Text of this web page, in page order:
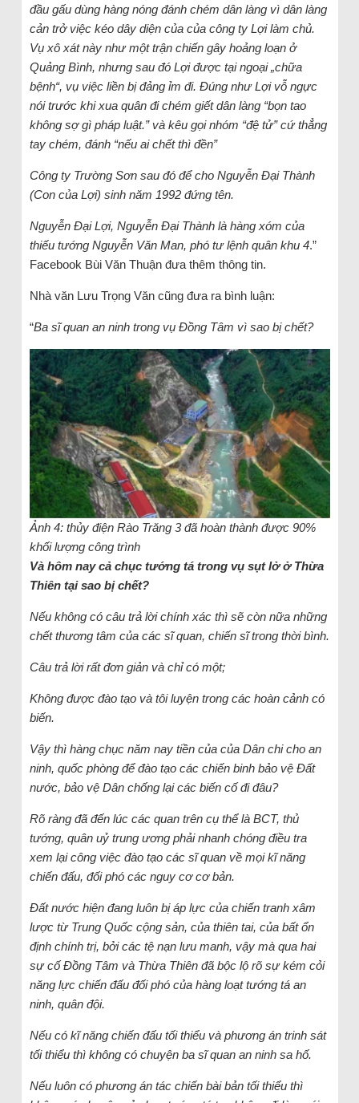
đầu gấu dùng hàng nóng đánh chém dân làng vì dân làng
cản trở việc kéo dây diện của của công ty Lợi làm chủ.
Vụ xô xát này như một trận chiến gây hoảng loạn ở
Quảng Bình, nhưng sau đó Lợi được tại ngoại „chữa
bệnh“, vụ việc liền bị đảng ỉm đi. Đúng như Lợi vỗ ngực
nói trước khi xua quân đi chém giết dân làng “bọn tao
không sợ gì pháp luật.” và kêu gọi nhóm “đệ tử” cứ thẳng
tay chém, đánh “nếu ai chết thì đền”
Công ty Trường Sơn sau đó để cho Nguyễn Đại Thành
(Con của Lợi) sinh năm 1992 đứng tên.
Nguyễn Đại Lợi, Nguyễn Đại Thành là hàng xóm của
thiếu tướng Nguyễn Văn Man, phó tư lệnh quân khu 4.”
Facebook Bùi Văn Thuận đưa thêm thông tin.
Nhà văn Lưu Trọng Văn cũng đưa ra bình luận:
“Ba sĩ quan an ninh trong vụ Đồng Tâm vì sao bị chết?
Ảnh 4: thủy điện Rào Trăng 3 đã hoàn thành được 90%
khối lượng công trình
Và hôm nay cả chục tướng tá trong vụ sụt lở ở Thừa
Thiên tại sao bị chết?
Nếu không có câu trả lời chính xác thì sẽ còn nữa những
chết thương tâm của các sĩ quan, chiến sĩ trong thời bình.
Câu trả lời rất đơn giản và chỉ có một;
Không được đào tạo và tôi luyện trong các hoàn cảnh có
biến.
Vậy thì hàng chục năm nay tiền của của Dân chi cho an
ninh, quốc phòng để đào tạo các chiến binh bảo vệ Đất
nước, bảo vệ Dân chống lại các biến cố đi đâu?
Rõ ràng đã đến lúc các quan trên cụ thể là BCT, thủ
tướng, quân uỷ trung ương phải nhanh chóng điều tra
xem lại công việc đào tạo các sĩ quan về mọi kĩ năng
chiến đấu, đối phó các nguy cơ cơ bản.
Đất nước hiện đang luôn bị áp lực của chiến tranh xâm
lược từ Trung Quốc cộng sản, của thiên tai, của bất ổn
định chính trị, bởi các tệ nạn lưu manh, vậy mà qua hai
sự cố Đồng Tâm và Thừa Thiên đã bộc lộ rõ sự kém cỏi
năng lực chiến đấu đối phó của hàng loạt tướng tá an
ninh, quân đội.
Nếu có kĩ năng chiến đấu tối thiểu và phương án trinh sát
tối thiểu thì không có chuyện ba sĩ quan an ninh sa hố.
Nếu luôn có phương án tác chiến bài bản tối thiểu thì